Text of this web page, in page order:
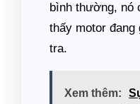
bình thường, nó
thấy motor đang
tra.
Xem thêm: